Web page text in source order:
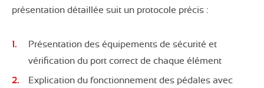
présentation détaillée suit un protocole précis :
Présentation des équipements de sécurité et
vérification du port correct de chaque élément
Explication du fonctionnement des pédales avec